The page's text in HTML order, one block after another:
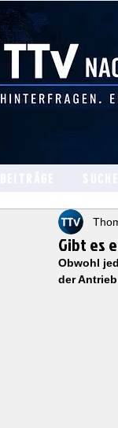
Gibt es
Obwohl
der